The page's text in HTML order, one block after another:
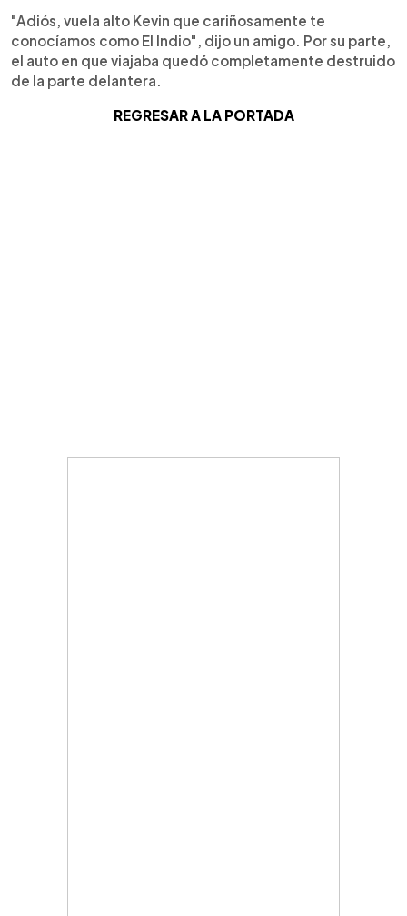
"Adiós, vuela alto Kevin que cariñosamente te
conocíamos como El Indio", dijo un amigo. Por su parte,
el auto en que viajaba quedó completamente destruido
de la parte delantera.
REGRESAR A LA PORTADA